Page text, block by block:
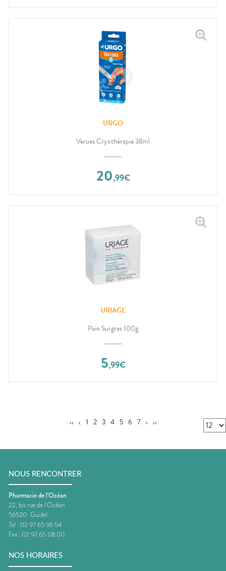
URGO
Verues Cryothérapie 38ml
20,99€
URIAGE
Pain Surgras 100g
5,99€
‹‹ ‹ 1 2 3 4 5 6 7 › ››
NOUS RENCONTRER
Pharmacie de l'Océan
22, bis rue de l'Océan
56520 Guidel
Tel : 02 97 65 96 54
Fax : 02 97 65 08 00
NOS HORAIRES